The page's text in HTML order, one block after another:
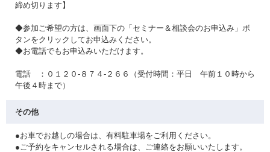
締め切ります】
◆参加ご希望の方は、画面下の「セミナー＆相談会のお申込み」ボ
タンをクリックしてお申込みください。
◆お電話でもお申込みいただけます。
電話 ：０１２０-８７４-２６６（受付時間：平日 午前１０時から
午後４時まで）
その他
●お車でお越しの場合は、有料駐車場をご利用ください。
●ご予約をキャンセルされる場合は、ご連絡をお願いいたします。